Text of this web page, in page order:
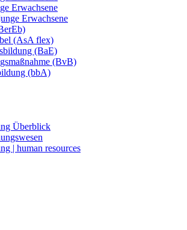
Erwachsene
Erwachsene
(AsA flex)
(BaE)
(BvB)
(bbA)
Überblick
| human resources